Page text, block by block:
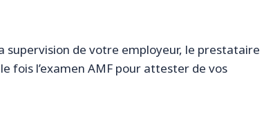
supervision de votre employeur, le prestataire
fois l’examen AMF pour attester de vos